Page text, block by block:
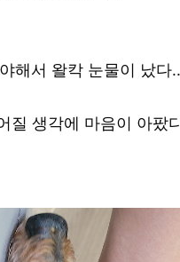
해서 왈칵 눈물이 났다..
질 생각에 마음이 아팠